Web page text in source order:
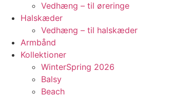
Vedhæng – til øreringe
Halskæder
Vedhæng – til halskæder
Armbånd
Kollektioner
WinterSpring 2026
Balsy
Beach